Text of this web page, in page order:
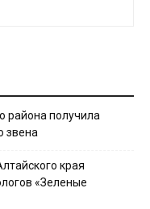
района получила
звена
края
«Зеленые